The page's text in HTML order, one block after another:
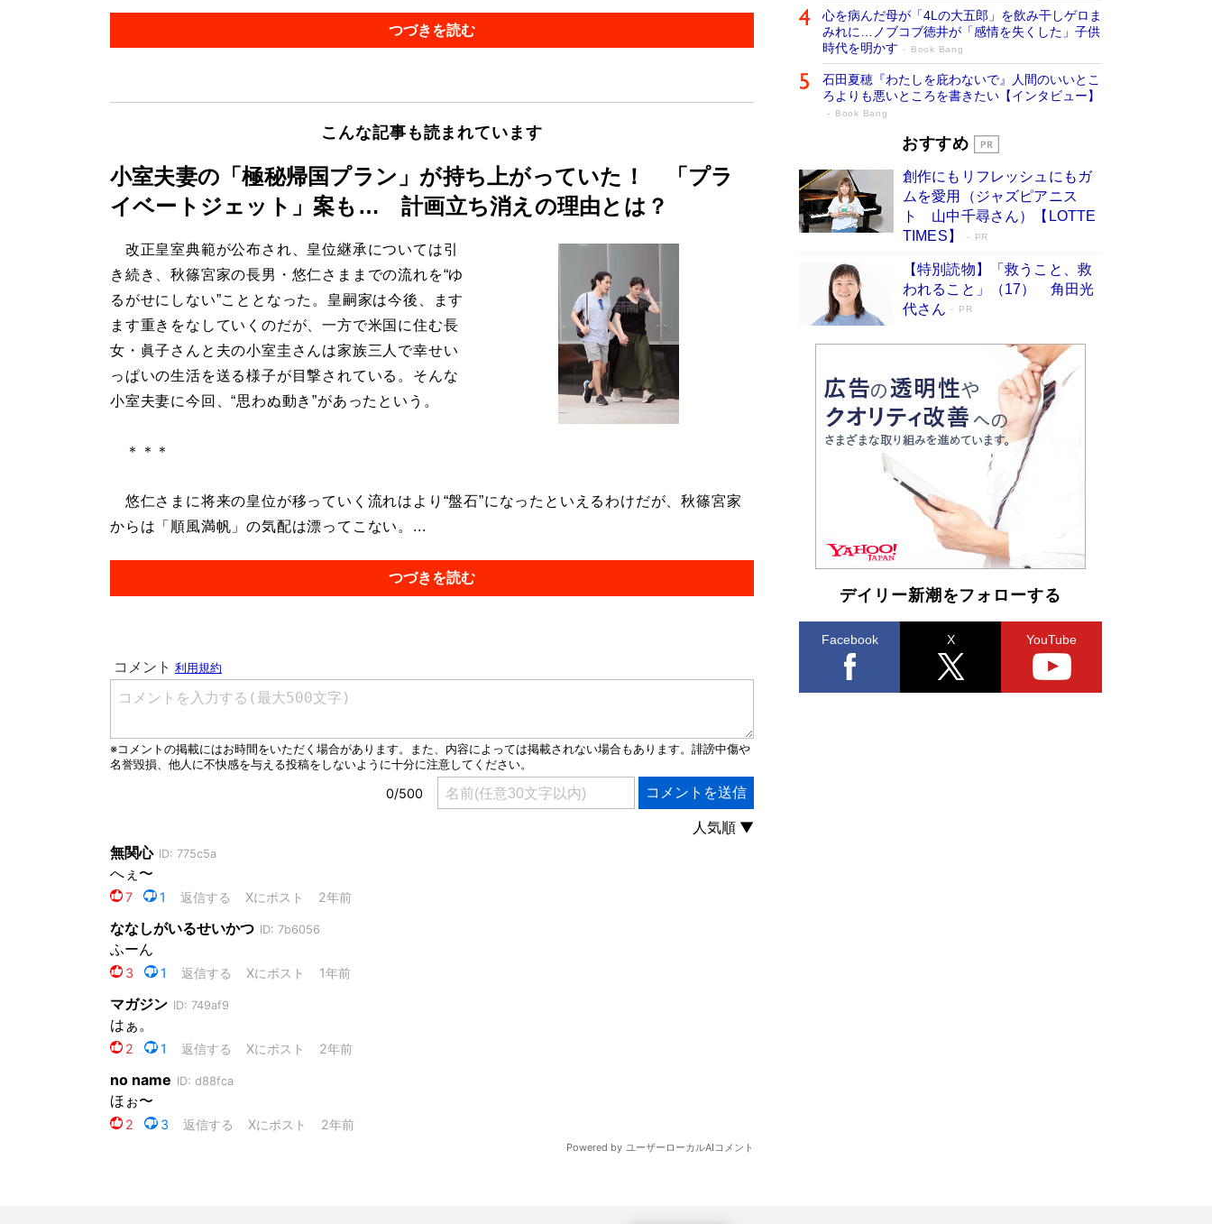
つづきを読む
こんな記事も読まれています
小室夫妻の「極秘帰国プラン」が持ち上がっていた！ 「プラ
イベートジェット」案も… 計画立ち消えの理由とは？
改正皇室典範が公布され、皇位継承については引
き続き、秋篠宮家の長男・悠仁さままでの流れを“ゆ
るがせにしない”こととなった。皇嗣家は今後、ます
ます重きをなしていくのだが、一方で米国に住む長
女・眞子さんと夫の小室圭さんは家族三人で幸せい
っぱいの生活を送る様子が目撃されている。そんな
小室夫妻に今回、“思わぬ動き”があったという。
＊＊＊
悠仁さまに将来の皇位が移っていく流れはより“盤石”になったといえるわけだが、秋篠宮家
からは「順風満帆」の気配は漂ってこない。...
つづきを読む
心を病んだ母が「4Lの大五郎」を飲み干しゲロま
みれに…ノブコブ徳井が「感情を失くした」子供
時代を明かす
Book Bang
石田夏穂『わたしを庇わないで』人間のいいとこ
ろよりも悪いところを書きたい【インタビュー】
Book Bang
「叱って伸びるやつは、褒めたらもっと伸
た“人を育てるコツ”…芸への考え方を明か
す
Book Bang
「『火垂るの墓』は、大嘘である」原作者が抱き
続けた“自責の念”とは…「自己憐憫は描きたくな
い」監督が徹底的にこだわったこと（後編） #
戦争の記憶
Book Bang
美輪明宏 晩年の回答を集めた『ほほえんで生き
るための人生相談』がランクイン［エンターテイ
メントベストセラー］
Book Bang
「宇宙兄弟」最終46巻がベストセラー1位 宇宙
開発への関心を押し上げた18年の物語に幕 特装
版には「宇宙で描かれたマンガ」も収録
Book Bang
友近氏、絶賛！ 鎌倉を舞台に、孤独を抱えた
人々が新たな一歩を踏み出す連作短篇集『海のほ
とりのプラネット』試し読み
Book Bang
おすすめ
創作にもリフレッシュにもガ
ムを愛用（ジャズピアニス
ト 山中千尋さん）【LOTTE
TIMES】
PR
【特別読物】「救うこと、救
われること」（17） 角田光
代さん
PR
デイリー新潮をフォローする
Facebook X YouTube